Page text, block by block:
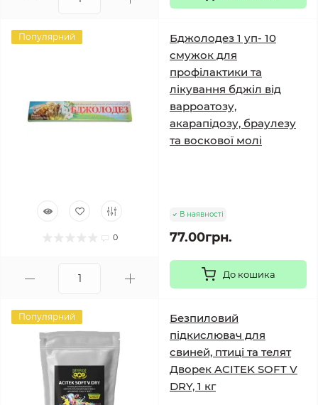
Популярний
0
Бджолодез 1 уп- 10
смужок для
профілактики та
лікування бджіл від
варроатозу,
акарапідозу, браулезу
та воскової молі
В наявності
77.00грн.
До кошика
Популярний
Безпиловий
підкислювач для
свиней, птиці та телят
Дворек ACITEK SOFT V
DRY, 1 кг